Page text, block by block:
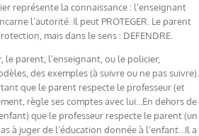
représente la connaissance : l’enseignant
l’autorité. Il peut PROTEGER. Le parent
mais dans le sens : DEFENDRE.
le parent, l’enseignant, ou le policier,
des exemples (à suivre ou ne pas suivre).
que le parent respecte le professeur (et
règle ses comptes avec lui…En dehors de
que le professeur respecte le parent (un
à juger de l’éducation donnée à l’enfant…Il a